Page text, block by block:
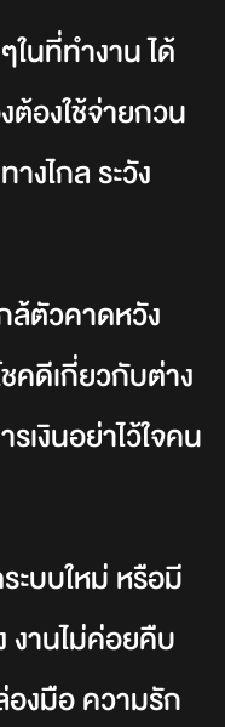
ในที่ทำงาน ได้
ต้องใช้จ่ายกวน
งไกล ระวัง
ล้ตัวคาดหวัง
คดีเกี่ยวกับต่าง
เงินอย่าไว้ใจคน
ะบบใหม่ หรือมี
งานไม่ค่อยคืบ
องมือ ความรัก